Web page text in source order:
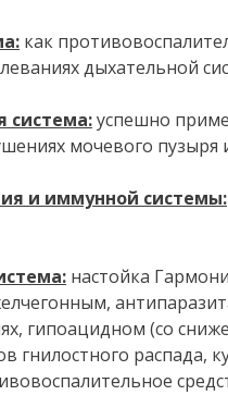
как
дыхательной
система:успешно
мочевого пузыря
и иммунной системы:
настойка
гипоацидном (со
гнилостного распада,